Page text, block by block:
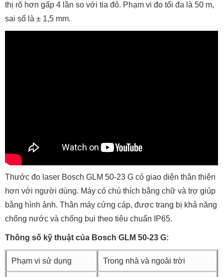
thị rõ hơn gấp 4 lần so với tia đỏ. Phạm vi đo tối đa là 50 m,
sai số là ± 1,5 mm.
Thước đo laser Bosch GLM 50-23 G có giao diện thân thiện
hơn với người dùng. Máy có chú thích bằng chữ và trợ giúp
bằng hình ảnh. Thân máy cứng cáp, được trang bị khả năng
chống nước và chống bụi theo tiêu chuẩn IP65.
Thông số kỹ thuật của Bosch GLM 50-23 G:
Phạm vi sử dụng Trong nhà và ngoài trời